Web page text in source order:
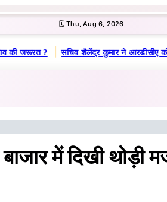
🗓️ Thu, Aug 6, 2026
की जरूरत ? | सचिव शैलेंद्र कुमार ने आरडीसीए
में दिखी थोड़ी